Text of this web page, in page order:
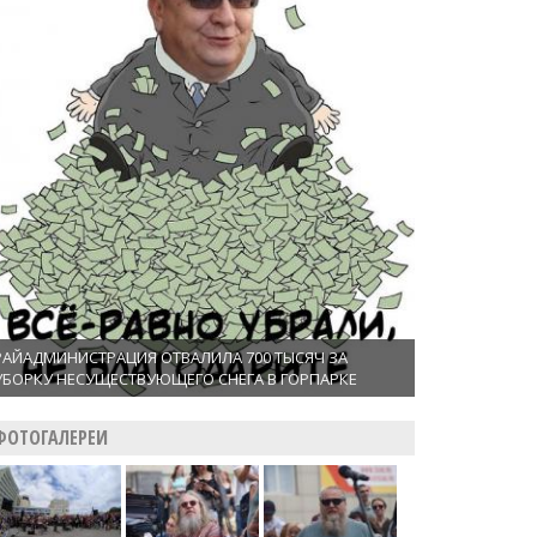
ОТВАЛИЛА 700 ТЫСЯЧ ЗА
НЕСУЩЕСТВУЮЩЕГО СНЕГА В ГОРПАРКЕ